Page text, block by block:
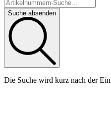
Suche absenden
Die Suche wird kurz nach der